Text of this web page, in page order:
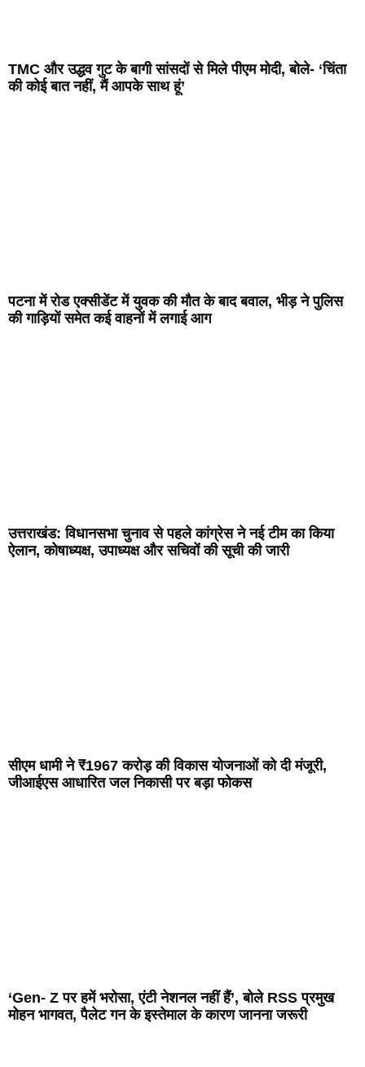
TMC और उद्धव गुट के बागी सांसदों से मिले पीएम मोदी, बोले- ‘चिंता
की कोई बात नहीं, मैं आपके साथ हूं’
पटना में रोड एक्सीडेंट में युवक की मौत के बाद बवाल, भीड़ ने पुलिस
की गाड़ियों समेत कई वाहनों में लगाई आग
उत्तराखंड: विधानसभा चुनाव से पहले कांग्रेस ने नई टीम का किया
ऐलान, कोषाध्यक्ष, उपाध्यक्ष और सचिवों की सूची की जारी
सीएम धामी ने ₹1967 करोड़ की विकास योजनाओं को दी मंजूरी,
जीआईएस आधारित जल निकासी पर बड़ा फोकस
‘Gen- Z पर हमें भरोसा, एंटी नेशनल नहीं हैं’, बोले RSS प्रमुख
मोहन भागवत, पैलेट गन के इस्तेमाल के कारण जानना जरूरी